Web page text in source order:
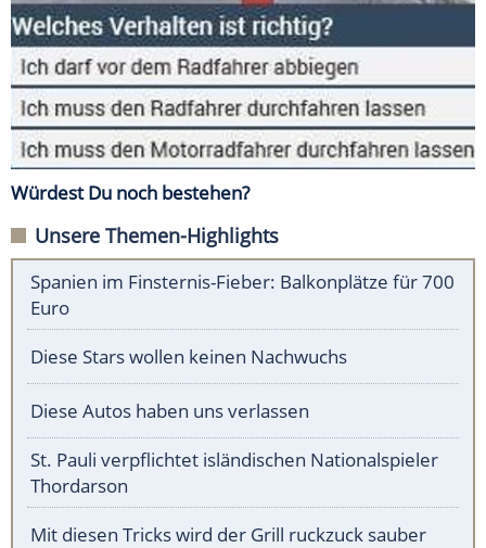
Würdest Du noch bestehen?
Unsere Themen-Highlights
Spanien im Finsternis-Fieber: Balkonplätze für 700
Euro
Diese Stars wollen keinen Nachwuchs
Diese Autos haben uns verlassen
St. Pauli verpflichtet isländischen Nationalspieler
Thordarson
Mit diesen Tricks wird der Grill ruckzuck sauber